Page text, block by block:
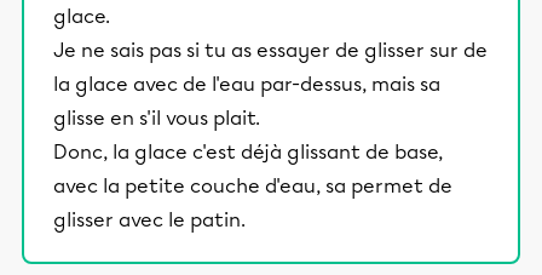
glace.
Je ne sais pas si tu as essayer de glisser sur de
la glace avec de l'eau par-dessus, mais sa
glisse en s'il vous plait.
Donc, la glace c'est déjà glissant de base,
avec la petite couche d'eau, sa permet de
glisser avec le patin.